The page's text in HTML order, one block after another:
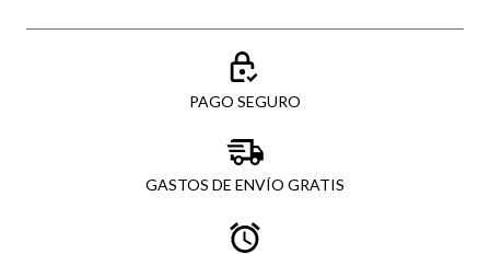
PAGO SEGURO
GASTOS DE ENVÍO GRATIS